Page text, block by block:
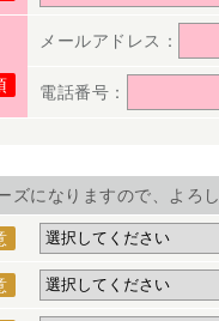
メールアドレス：
電話番号：
ズになりますので、よろ